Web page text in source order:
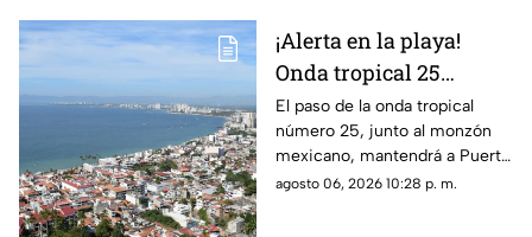
¡Alerta en la playa!
Onda tropical 25
desatará lluvias
intensas y tormentas
en Puerto Vallarta
El paso de la onda tropical
número 25, junto al monzón
mexicano, mantendrá a Puerto
Vallarta bajo un temporal de
agosto 06, 2026 10:28 p. m.